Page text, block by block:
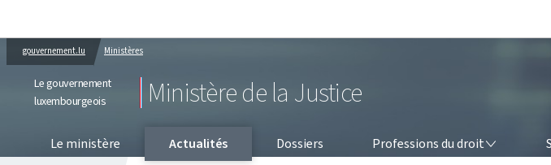
gouvernement.lu Ministères
Le gouvernement
luxembourgeois
Ministère de la Justice
Le ministère Actualités Dossiers Professions du droit